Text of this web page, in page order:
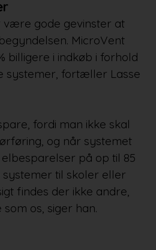
være gode gevinster at
MicroVent
billigere i indkøb i forhold
systemer, fortæller Lasse
fordi man ikke skal
og når systemet
på op til 85
systemer til skoler eller
findes der ikke andre,
os, siger han.